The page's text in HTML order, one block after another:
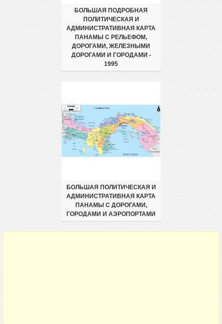
БОЛЬШАЯ ПОДРОБНАЯ
ПОЛИТИЧЕСКАЯ И
АДМИНИСТРАТИВНАЯ КАРТА
ПАНАМЫ С РЕЛЬЕФОМ,
ДОРОГАМИ, ЖЕЛЕЗНЫМИ
ДОРОГАМИ И ГОРОДАМИ -
1995
БОЛЬШАЯ ПОЛИТИЧЕСКАЯ И
АДМИНИСТРАТИВНАЯ КАРТА
ПАНАМЫ С ДОРОГАМИ,
ГОРОДАМИ И АЭРОПОРТАМИ